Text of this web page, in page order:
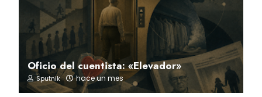
Oficio del cuentista: «Elevador»
Sputnik hace un mes